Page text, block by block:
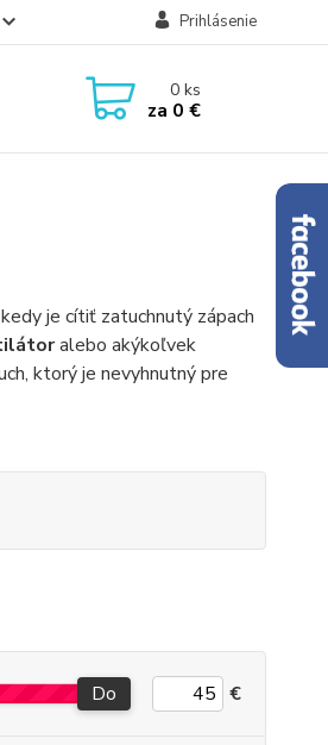
Prihlásenie
0ks
za 0 €
je cítiť zatuchnutý zápach
alebo akýkoľvek
ktorý je nevyhnutný pre
Do €